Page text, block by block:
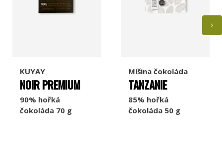
KUYAY
NOIR PREMIUM
90% hořká
čokoláda 70 g
Míšina čokoláda
TANZANIE
85% hořká
čokoláda 50 g